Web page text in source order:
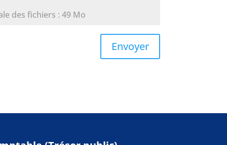
des fichiers : 49 Mo
Envoyer